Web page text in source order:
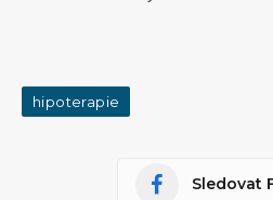
hipoterapie
Sledovat